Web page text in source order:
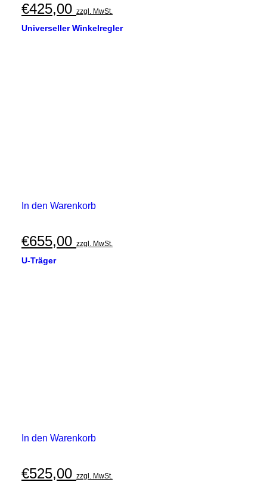
€425,00 zzgl. MwSt.
Universeller Winkelregler
In den Warenkorb
€655,00 zzgl. MwSt.
U-Träger
In den Warenkorb
€525,00 zzgl. MwSt.